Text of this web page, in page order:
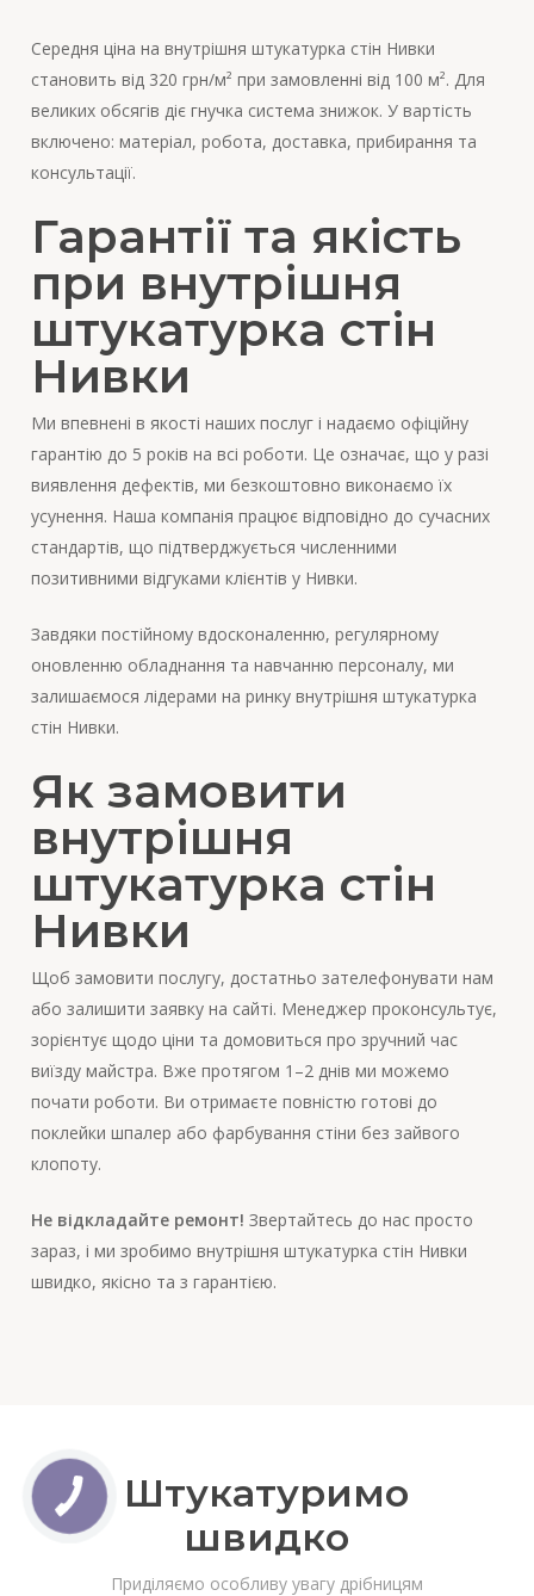
Середня ціна на внутрішня штукатурка стін Нивки
становить від 320 грн/м² при замовленні від 100 м². Для
великих обсягів діє гнучка система знижок. У вартість
включено: матеріал, робота, доставка, прибирання та
консультації.
Гарантії та якість
при внутрішня
штукатурка стін
Нивки
Ми впевнені в якості наших послуг і надаємо офіційну
гарантію до 5 років на всі роботи. Це означає, що у разі
виявлення дефектів, ми безкоштовно виконаємо їх
усунення. Наша компанія працює відповідно до сучасних
стандартів, що підтверджується численними
позитивними відгуками клієнтів у Нивки.
Завдяки постійному вдосконаленню, регулярному
оновленню обладнання та навчанню персоналу, ми
залишаємося лідерами на ринку внутрішня штукатурка
стін Нивки.
Як замовити
внутрішня
штукатурка стін
Нивки
Щоб замовити послугу, достатньо зателефонувати нам
або залишити заявку на сайті. Менеджер проконсультує,
зорієнтує щодо ціни та домовиться про зручний час
виїзду майстра. Вже протягом 1–2 днів ми можемо
почати роботи. Ви отримаєте повністю готові до
поклейки шпалер або фарбування стіни без зайвого
клопоту.
Не відкладайте ремонт! Звертайтесь до нас просто
зараз, і ми зробимо внутрішня штукатурка стін Нивки
швидко, якісно та з гарантією.
Штукатуримо
швидко
Приділяємо особливу увагу дрібницям